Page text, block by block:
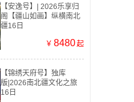
【安逸号】| 2026乐享归
阁【疆山如画】纵横南北
疆16日
￥ 8480起
【锦绣天府号】独库
版|2026南北疆文化之旅
16日